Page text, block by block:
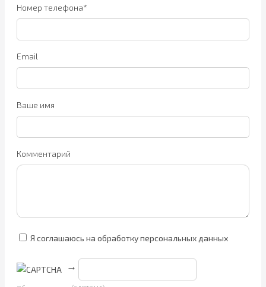
Номер телефона*
Email
Ваше имя
Комментарий
Я соглашаюсь на обработку персональных данных
→